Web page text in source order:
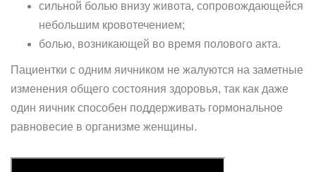
сильной болью внизу живота, сопровождающейся
небольшим кровотечением;
болью, возникающей во время полового акта.
Пациентки с одним яичником не жалуются на заметные
изменения общего состояния здоровья, так как даже
один яичник способен поддерживать гормональное
равновесие в организме женщины.